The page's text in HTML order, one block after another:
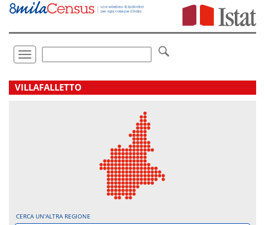
Vai
direttamente
Toggle
navigation
.
VILLAFALLETTO
CERCA UN'ALTRA REGIONE